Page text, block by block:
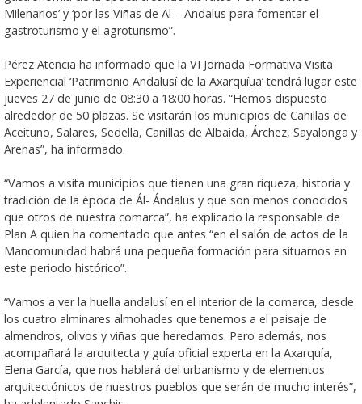
Milenarios’ y ‘por las Viñas de Al – Andalus para fomentar el
gastroturismo y el agroturismo”.
Pérez Atencia ha informado que la VI Jornada Formativa Visita
Experiencial ‘Patrimonio Andalusí de la Axarquíua’ tendrá lugar este
jueves 27 de junio de 08:30 a 18:00 horas. “Hemos dispuesto
alrededor de 50 plazas. Se visitarán los municipios de Canillas de
Aceituno, Salares, Sedella, Canillas de Albaida, Árchez, Sayalonga y
Arenas”, ha informado.
“Vamos a visita municipios que tienen una gran riqueza, historia y
tradición de la época de Ál- Ándalus y que son menos conocidos
que otros de nuestra comarca”, ha explicado la responsable de
Plan A quien ha comentado que antes “en el salón de actos de la
Mancomunidad habrá una pequeña formación para situarnos en
este periodo histórico”.
“Vamos a ver la huella andalusí en el interior de la comarca, desde
los cuatro alminares almohades que tenemos a el paisaje de
almendros, olivos y viñas que heredamos. Pero además, nos
acompañará la arquitecta y guía oficial experta en la Axarquía,
Elena García, que nos hablará del urbanismo y de elementos
arquitectónicos de nuestros pueblos que serán de mucho interés”,